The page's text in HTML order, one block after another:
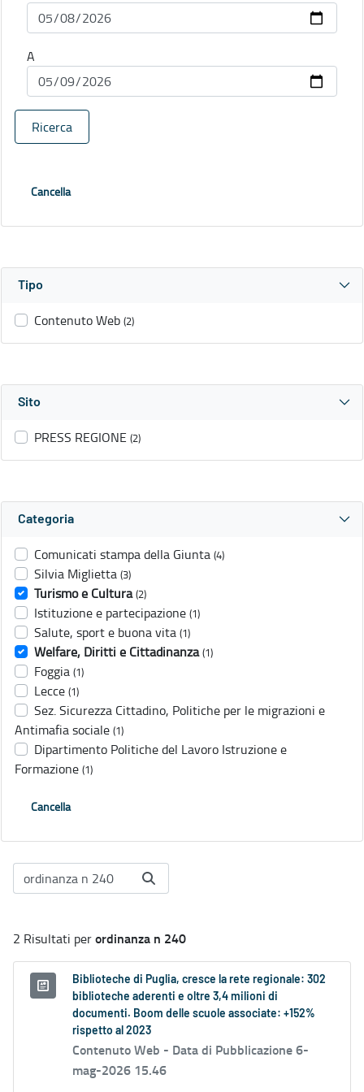
A
Ricerca
Cancella
Tipo
Contenuto Web (2)
Sito
PRESS REGIONE (2)
Categoria
Comunicati stampa della Giunta (4)
Silvia Miglietta (3)
Turismo e Cultura (2)
Istituzione e partecipazione (1)
Salute, sport e buona vita (1)
Welfare, Diritti e Cittadinanza (1)
Foggia (1)
Lecce (1)
Sez. Sicurezza Cittadino, Politiche per le migrazioni e
Antimafia sociale (1)
Dipartimento Politiche del Lavoro Istruzione e
Formazione (1)
Cancella
2 Risultati perordinanza n 240
Biblioteche di Puglia, cresce la rete regionale: 302
biblioteche aderenti e oltre 3,4 milioni di
documenti. Boom delle scuole associate: +152%
rispetto al 2023
Contenuto Web - Data di Pubblicazione 6-
mag-2026 15.46